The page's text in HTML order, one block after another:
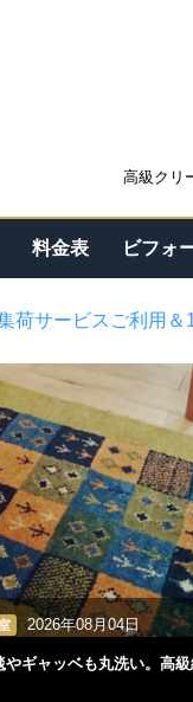
高級クリ
料金表 ビフォ
荷サービスご利用＆
2026年08月04日
やギャッベも丸洗い。高